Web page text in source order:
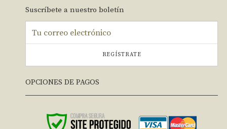
Suscríbete a nuestro boletín
REGÍSTRATE
OPCIONES DE PAGOS